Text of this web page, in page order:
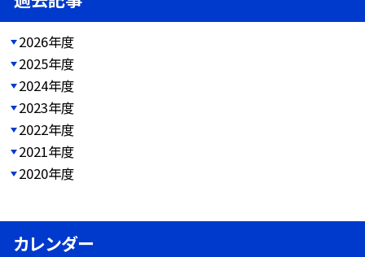
2026年度
2025年度
2024年度
2023年度
2022年度
2021年度
2020年度
カレンダー